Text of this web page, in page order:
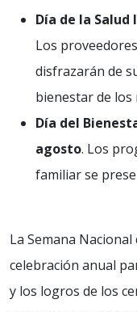
Día de la
Los
disfrazarán de
bienestar de los
Día del
agosto. Los
familiar se
La Semana
celebración anual
y los logros de los